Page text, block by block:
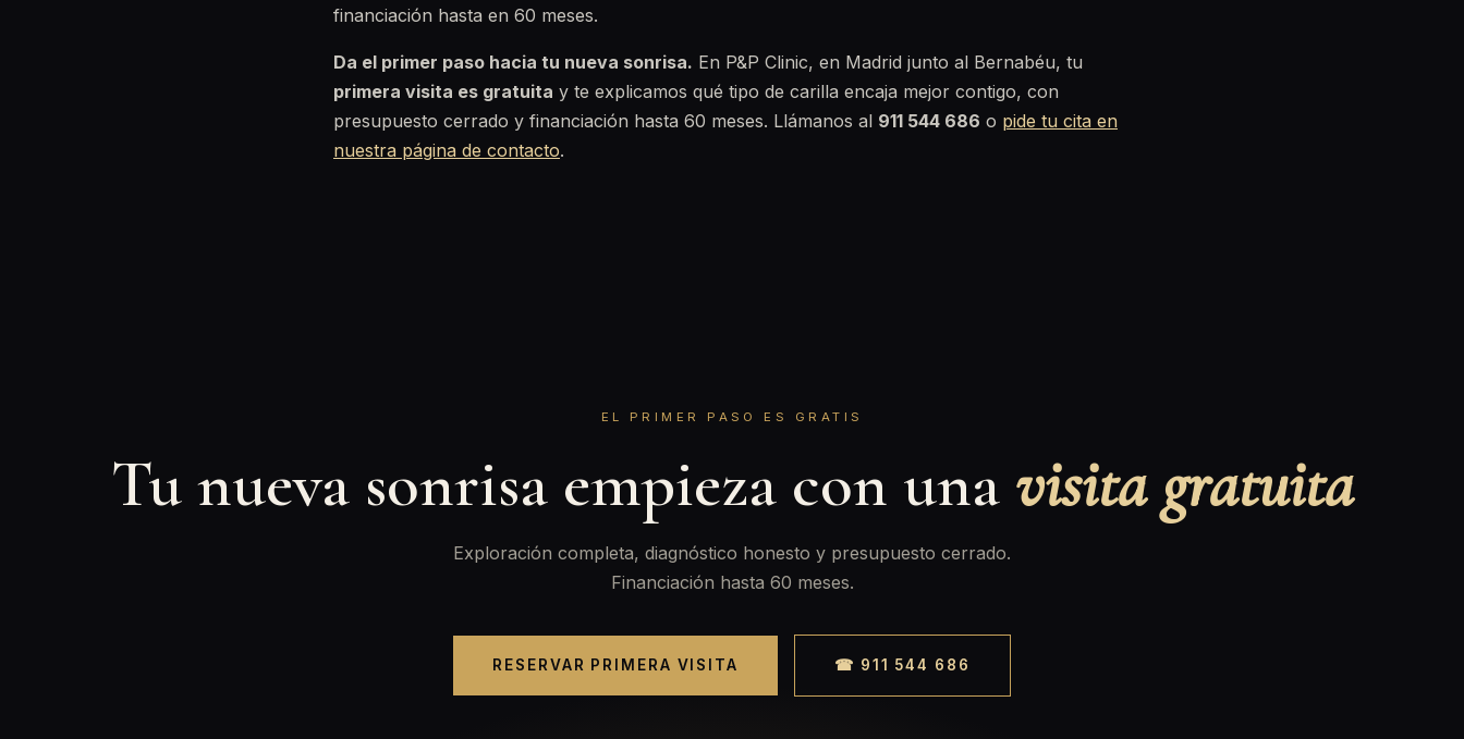
financiación hasta en 60 meses.
Da el primer paso hacia tu nueva sonrisa. En P&P Clinic, en Madrid junto al Bernabéu, tu
primera visita es gratuita y te explicamos qué tipo de carilla encaja mejor contigo, con
presupuesto cerrado y financiación hasta 60 meses. Llámanos al 911 544 686 o pide tu cita en
nuestra página de contacto.
EL PRIMER PASO ES GRATIS
Tu nueva sonrisa empieza con una visita gratuita
Exploración completa, diagnóstico honesto y presupuesto cerrado.
Financiación hasta 60 meses.
RESERVAR PRIMERA VISITA ☎ 911 544 686